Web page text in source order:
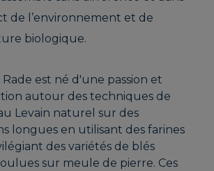
de l’environnement et de
biologique.
Rade est né d'une passion et
autour des techniques de
Levain naturel sur des
longues en utilisant des farines
des variétés de blés
sur meule de pierre. Ces